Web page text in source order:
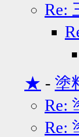
Re:
★ - 塗
Re:
Re: